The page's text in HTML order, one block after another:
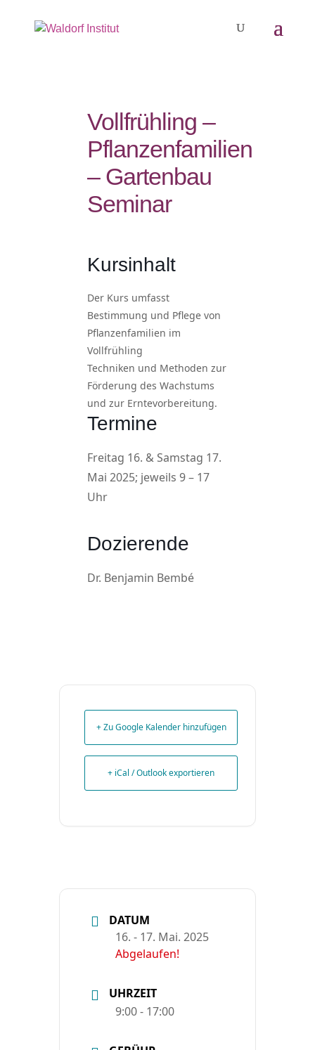
Vollfrühling –
Pflanzenfamilien
– Gartenbau
Seminar
Kursinhalt
Der Kurs umfasst
Bestimmung und Pflege von
Pflanzenfamilien im
Vollfrühling
Techniken und Methoden zur
Förderung des Wachstums
und zur Erntevorbereitung.
Termine
Freitag 16. & Samstag 17.
Mai 2025; jeweils 9 – 17
Uhr
Dozierende
Dr. Benjamin Bembé
+ Zu Google Kalender hinzufügen
+ iCal / Outlook exportieren
DATUM
16. - 17. Mai. 2025
Abgelaufen!
UHRZEIT
9:00 - 17:00